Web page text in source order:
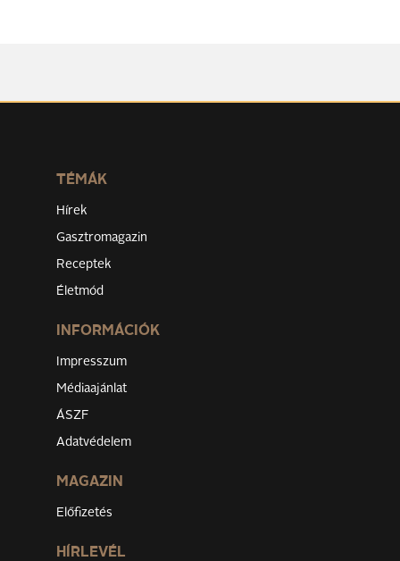
TÉMÁK
Hírek
Gasztromagazin
Receptek
Életmód
INFORMÁCIÓK
Impresszum
Médiaajánlat
ÁSZF
Adatvédelem
MAGAZIN
Előfizetés
HÍRLEVÉL